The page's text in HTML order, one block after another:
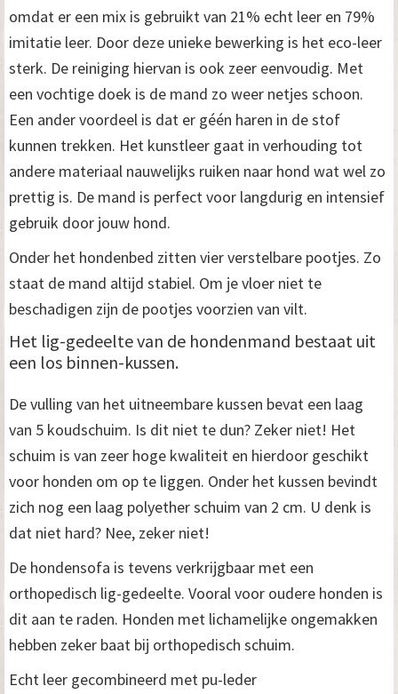
omdat er een mix is gebruikt van 21% echt leer en 79%
imitatie leer. Door deze unieke bewerking is het eco-leer
sterk. De reiniging hiervan is ook zeer eenvoudig. Met
een vochtige doek is de mand zo weer netjes schoon.
Een ander voordeel is dat er géén haren in de stof
kunnen trekken. Het kunstleer gaat in verhouding tot
andere materiaal nauwelijks ruiken naar hond wat wel zo
prettig is. De mand is perfect voor langdurig en intensief
gebruik door jouw hond.
Onder het hondenbed zitten vier verstelbare pootjes. Zo
staat de mand altijd stabiel. Om je vloer niet te
beschadigen zijn de pootjes voorzien van vilt.
Het lig-gedeelte van de hondenmand bestaat uit
een los binnen-kussen.
De vulling van het uitneembare kussen bevat een laag
van 5 koudschuim. Is dit niet te dun? Zeker niet! Het
schuim is van zeer hoge kwaliteit en hierdoor geschikt
voor honden om op te liggen. Onder het kussen bevindt
zich nog een laag polyether schuim van 2 cm. U denk is
dat niet hard? Nee, zeker niet!
De hondensofa is tevens verkrijgbaar met een
orthopedisch lig-gedeelte. Vooral voor oudere honden is
dit aan te raden. Honden met lichamelijke ongemakken
hebben zeker baat bij orthopedisch schuim.
Echt leer gecombineerd met pu-leder